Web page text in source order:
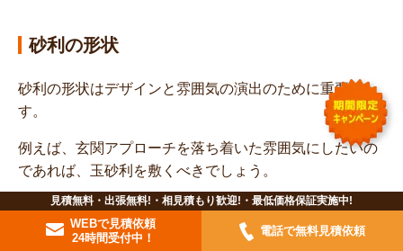
砂利の形状
砂利の形状はデザインと雰囲気の演出のために重要で
す。
例えば、玄関アプローチを落ち着いた雰囲気にしたいの
であれば、玉砂利を敷くべきでしょう。
砂利の丸さが周囲とマッチするからです。
逆に、周囲が落ち着いているのにゴツゴツした砕石を敷
見積無料・出張無料!・相見積もり歓迎!・最低価格保証実施中!
WEBで見積依頼
24時間受付中！
電話で無料見積依頼